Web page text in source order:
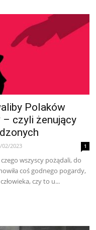
Polaków
– czyli żenujący
02/2023 1
wszyscy pożądali, do
coś godnego pogardy,
czy to u...